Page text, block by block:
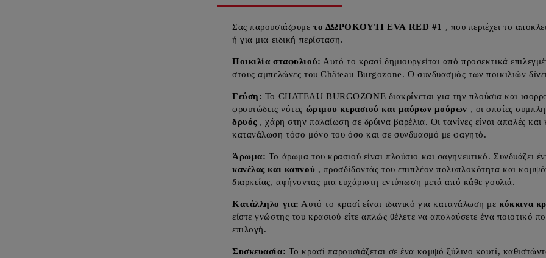
Σας παρουσιάζουμετο ΔΩΡΟΚΟΥΤΙ EVA RED #1
, που περιέχει το
ή για μια ειδική περίσταση.
Ποικιλία σταφυλιού: Αυτό το κρασί δημιουργείται από προσεκτικά
στους αμπελώνες του Château Burgozone. Ο συνδυασμός των ποικιλιών
Γεύση: Το CHATEAU BURGOZONE διακρίνεται για την πλούσια και
φρουτώδεις νότες ώριμου κερασιού και μαύρων μούρων , οι οποίες
δρυός , χάρη στην παλαίωση σε δρύινα βαρέλια. Οι τανίνες είναι απαλές
κατανάλωση τόσο μόνο του όσο και σε συνδυασμό με φαγητό.
Άρωμα: Το άρωμα του κρασιού είναι πλούσιο και σαγηνευτικό. Συνδυάζει
κανέλας και καπνού , προσδίδοντάς του επιπλέον πολυπλοκότητα και
διαρκείας, αφήνοντας μια ευχάριστη εντύπωση μετά από κάθε γουλιά.
Κατάλληλο για: Αυτό το κρασί είναι ιδανικό για κατανάλωση μεκόκκινα
είστε γνώστης του κρασιού είτε απλώς θέλετε να απολαύσετε ένα ποιοτικό
επιλογή.
Συσκευασία: Το κρασί παρουσιάζεται σε ένα κομψό ξύλινο κουτί,